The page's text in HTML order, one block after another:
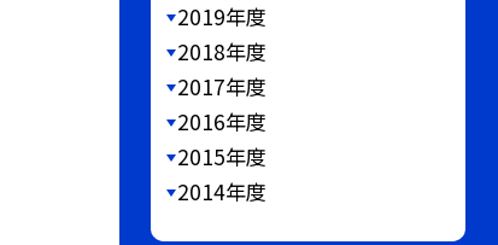
2019年度
2018年度
2017年度
2016年度
2015年度
2014年度